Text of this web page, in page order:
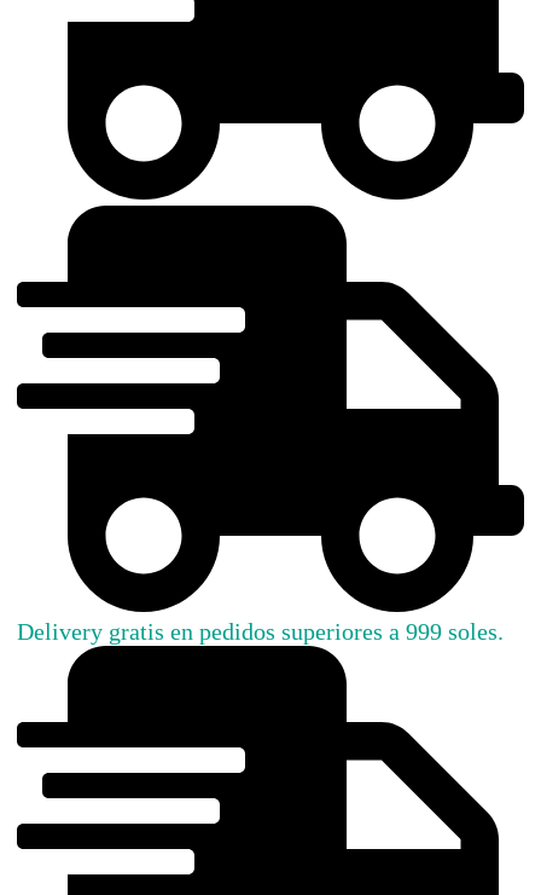
Delivery gratis en pedidos superiores a 999 soles.